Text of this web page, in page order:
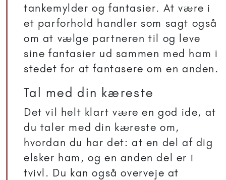
tankemylder og fantasier. At være i
et parforhold handler som sagt også
om at vælge partneren til og leve
sine fantasier ud sammen med ham i
stedet for at fantasere om en anden.
Tal med din kæreste
Det vil helt klart være en god ide, at
du taler med din kæreste om,
hvordan du har det: at en del af dig
elsker ham, og en anden del er i
tvivl. Du kan også overveje at